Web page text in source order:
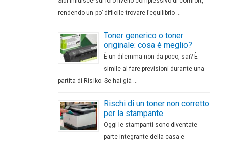
rendendo un po’ difficile trovare l’equilibrio …
Toner generico o toner
originale: cosa è meglio?
È un dilemma non da poco, sai? È
simile al fare previsioni durante una
partita di Risiko. Se hai già …
Rischi di un toner non corretto
per la stampante
Oggi le stampanti sono diventate
parte integrante della casa e